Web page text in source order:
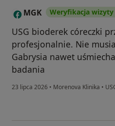
M MGK Weryfikacja wizyty
USG bioderek córeczki
profesjonalnie. Nie
Gabrysia nawet
badania
23 lipca 2026 • Morenova Klinika •